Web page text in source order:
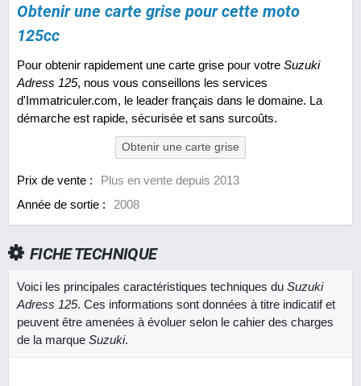
Obtenir une carte grise pour cette moto
125cc
Pour obtenir rapidement une carte grise pour votre Suzuki
Adress 125, nous vous conseillons les services
d'Immatriculer.com, le leader français dans le domaine. La
démarche est rapide, sécurisée et sans surcoûts.
Obtenir une carte grise
Prix de vente :
Plus en vente depuis 2013
Année de sortie :
2008
FICHE TECHNIQUE
Voici les principales caractéristiques techniques du Suzuki
Adress 125. Ces informations sont données à titre indicatif et
peuvent être amenées à évoluer selon le cahier des charges
de la marque Suzuki.